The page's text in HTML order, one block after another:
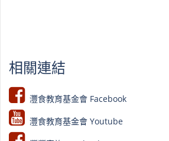
相關連結
灃食教育基金會 Facebook​
灃食教育基金會 Youtube​​